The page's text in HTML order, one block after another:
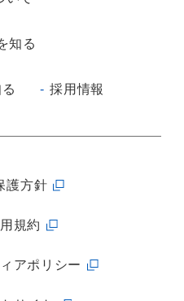
知る
採用情報
護方針
規約
アポリシー